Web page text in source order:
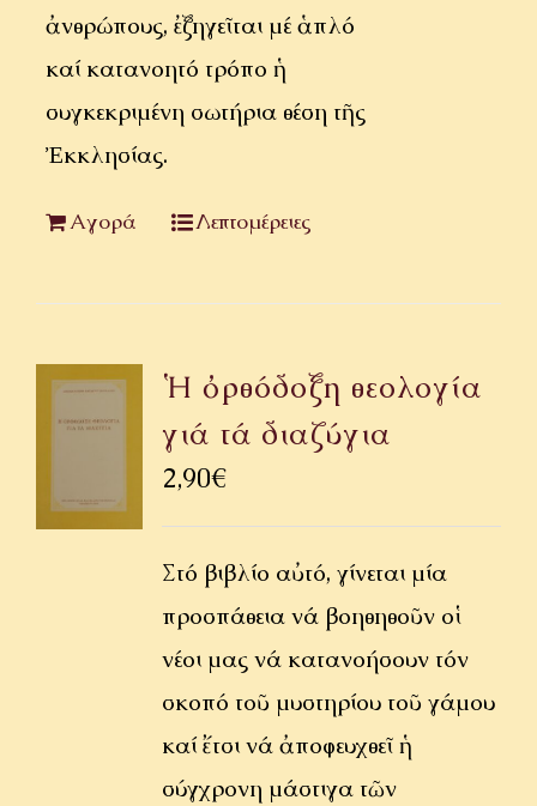
ἀνθρώπους, ἐξηγεῖται μέ ἁπλό
καί κατανοητό τρόπο ἡ
συγκεκριμένη σωτήρια θέση τῆς
Ἐκκλησίας.
Αγορά Λεπτομέρειες
Ἡ ὀρθόδοξη θεολογία
γιά τά διαζύγια
2,90€
Στό βιβλίο αὐτό, γίνεται μία
προσπάθεια νά βοηθηθοῦν οἱ
νέοι μας νά κατανοήσουν τόν
σκοπό τοῦ μυστηρίου τοῦ γάμου
καί ἔτσι νά ἀποφευχθεῖ ἡ
σύγχρονη μάστιγα τῶν